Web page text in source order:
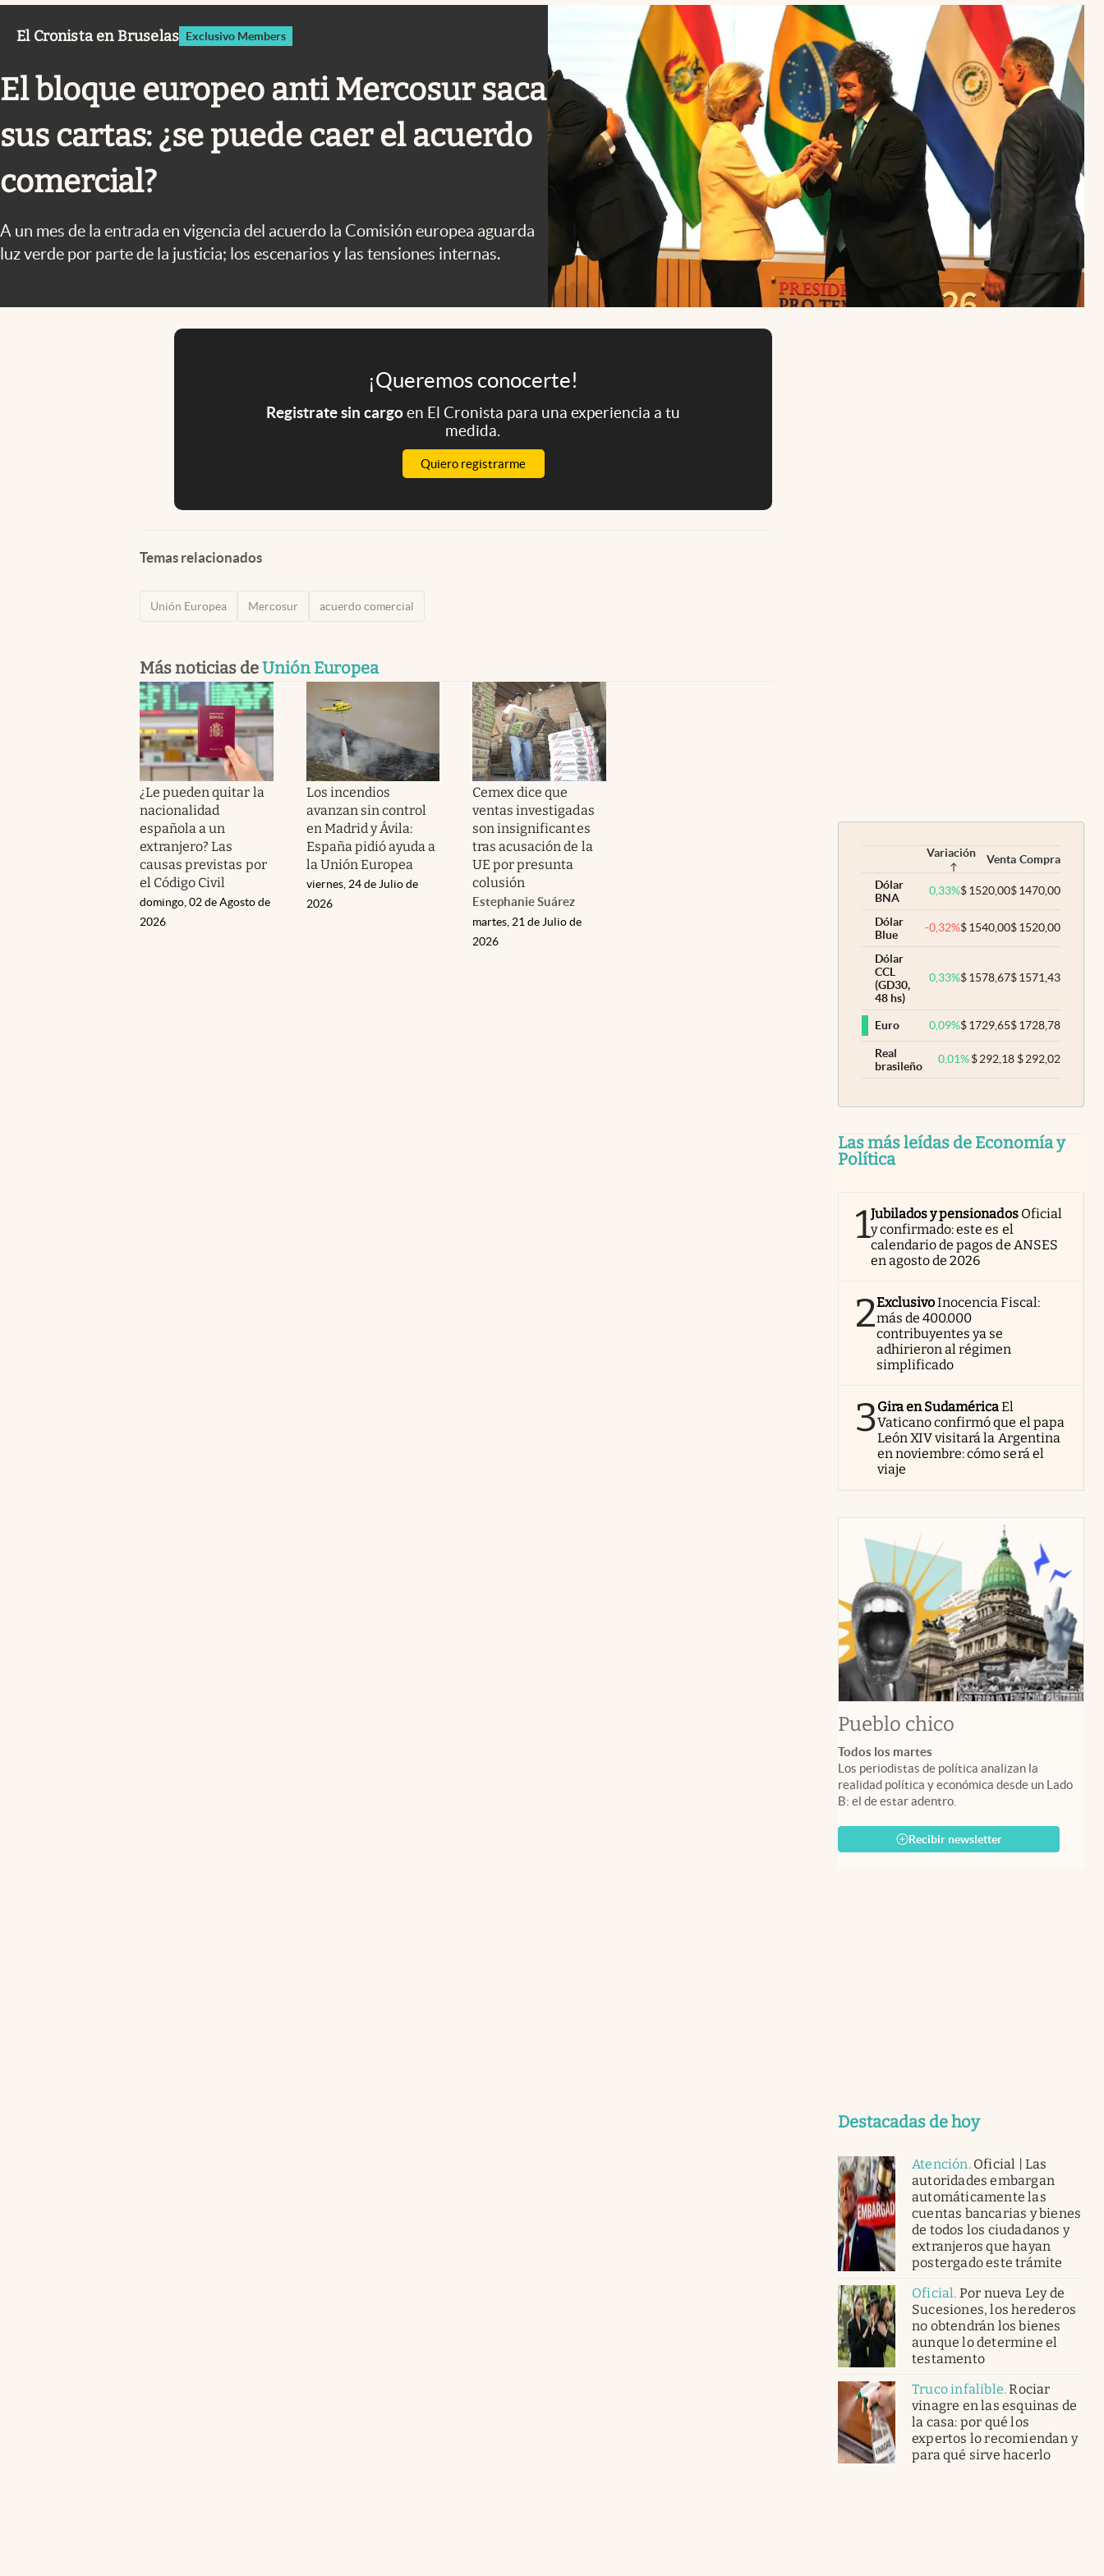
Infotechnology
Clase
Mundial 2026
Eventos Corporativos
Mediakit
abre en nueva pestaña
El Cronista en Bruselas Exclusivo Members
El bloque europeo anti Mercosur saca
sus cartas: ¿se puede caer el acuerdo
comercial?
A un mes de la entrada en vigencia del acuerdo la Comisión europea aguarda
luz verde por parte de la justicia; los escenarios y las tensiones internas.
¡Queremos conocerte!
Registrate sin cargoen El Cronista para una experiencia a tu
medida.
Quiero registrarme
Temas relacionados
Unión Europea Mercosur acuerdo comercial
Más noticias deUnión Europea
¿Le pueden quitar la
nacionalidad
española a un
extranjero? Las
causas previstas por
el Código Civil
domingo, 02 de Agosto de
2026
Los incendios
avanzan sin control
en Madrid y Ávila:
España pidió ayuda a
la Unión Europea
viernes, 24 de Julio de
2026
Cemex dice que
ventas investigadas
son insignificantes
tras acusación de la
UE por presunta
colusión
Estephanie Suárez
martes, 21 de Julio de
2026
Variación Venta Compra
Dólar
BNA
0,33%$1520,00$1470,00
Dólar
Blue
-0,32%$1540,00$1520,00
Dólar
CCL
(GD30,
48 hs)
0,33%$1578,67$1571,43
Euro 0,09%$1729,65$1728,78
Real
brasileño
0,01% $292,18 $292,02
Las más leídas de Economía y
Política
1Jubilados y pensionados Oficial
y confirmado: este es el
calendario de pagos de ANSES
en agosto de 2026
2ExclusivoInocencia Fiscal:
más de 400.000
contribuyentes ya se
adhirieron al régimen
simplificado
3Gira en SudaméricaEl
Vaticano confirmó que el papa
León XIV visitará la Argentina
en noviembre: cómo será el
viaje
Pueblo chico
Todos los martes
Los periodistas de política analizan la
realidad política y económica desde un Lado
B: el de estar adentro.
Recibir newsletter
Destacadas de hoy
Atención. Oficial | Las
autoridades embargan
automáticamente las
cuentas bancarias y bienes
de todos los ciudadanos y
extranjeros que hayan
postergado este trámite
Oficial. Por nueva Ley de
Sucesiones, los herederos
no obtendrán los bienes
aunque lo determine el
testamento
Truco infalible.Rociar
vinagre en las esquinas de
la casa: por qué los
expertos lo recomiendan y
para qué sirve hacerlo